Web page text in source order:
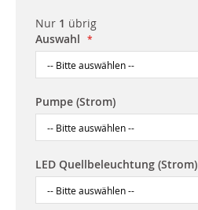
Nur 1 übrig
Auswahl
Pumpe (Strom)
LED Quellbeleuchtung (Strom)